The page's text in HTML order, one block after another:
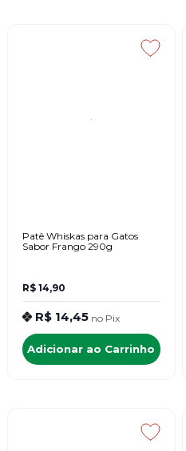
Patê Whiskas para Gatos
Sabor Frango 290g
R$ 14,90
R$ 14,45 no Pix
Adicionar ao Carrinho